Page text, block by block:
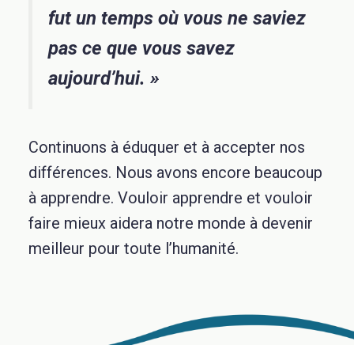
fut un temps où vous ne saviez
pas ce que vous savez
aujourd’hui. »
Continuons à éduquer et à accepter nos
différences. Nous avons encore beaucoup
à apprendre. Vouloir apprendre et vouloir
faire mieux aidera notre monde à devenir
meilleur pour toute l’humanité.